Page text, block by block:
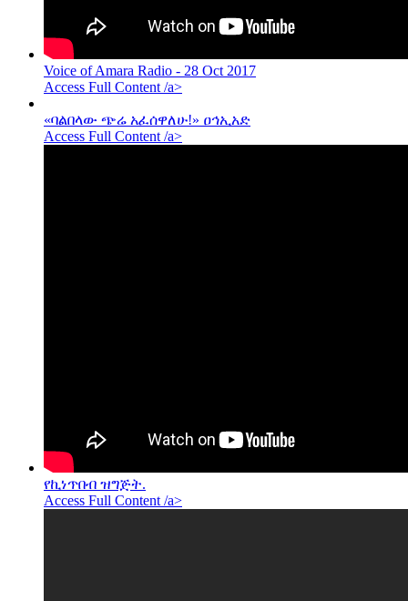
Voice of Amara Radio - 28 Oct 2017
Access Full Content /a>
«ባልበላው ጭሬ አፈሰዋለሁ!» ዐኅኢአድ
Access Full Content /a>
የኪነጥበብ ዝግጅት.
Access Full Content /a>